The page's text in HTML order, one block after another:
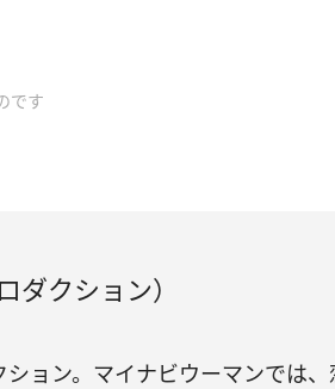
です
ダクション）
ョン。マイナビウーマンでは